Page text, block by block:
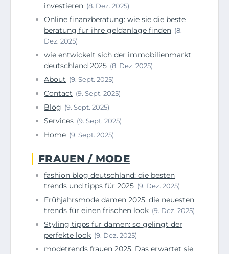
investieren (8. Dez. 2025)
Online finanzberatung: wie sie die beste
beratung für ihre geldanlage finden (8.
Dez. 2025)
wie entwickelt sich der immobilienmarkt
deutschland 2025 (8. Dez. 2025)
About (9. Sept. 2025)
Contact (9. Sept. 2025)
Blog (9. Sept. 2025)
Services (9. Sept. 2025)
Home (9. Sept. 2025)
FRAUEN / MODE
fashion blog deutschland: die besten
trends und tipps für 2025 (9. Dez. 2025)
Frühjahrsmode damen 2025: die neuesten
trends für einen frischen look (9. Dez. 2025)
Styling tipps für damen: so gelingt der
perfekte look (9. Dez. 2025)
modetrends frauen 2025: Das erwartet sie